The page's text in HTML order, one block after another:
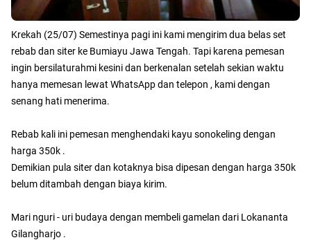
Krekah (25/07) Semestinya pagi ini kami mengirim dua belas set
rebab dan siter ke Bumiayu Jawa Tengah. Tapi karena pemesan
ingin bersilaturahmi kesini dan berkenalan setelah sekian waktu
hanya memesan lewat WhatsApp dan telepon , kami dengan
senang hati menerima.
Rebab kali ini pemesan menghendaki kayu sonokeling dengan
harga 350k .
Demikian pula siter dan kotaknya bisa dipesan dengan harga 350k
belum ditambah dengan biaya kirim.
Mari nguri - uri budaya dengan membeli gamelan dari Lokananta
Gilangharjo .